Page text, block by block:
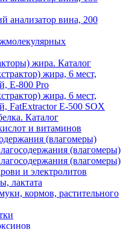
анализатор вина, 200
жира. Каталог
жира, 6 мест,
E-800 Pro
жира, 6 мест,
FatExtractor E-500 SOX
Каталог
и витаминов
(влагомеры)
(влагомеры)
(влагомеры)
и электролитов
лактата
кормов, растительного